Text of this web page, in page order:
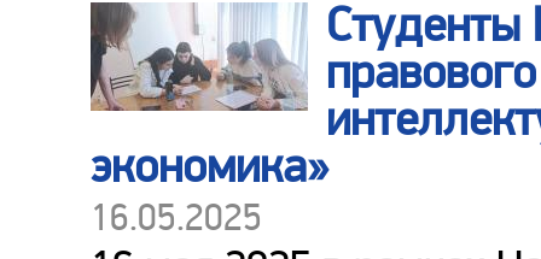
Студенты
экономика»
16.05.2025